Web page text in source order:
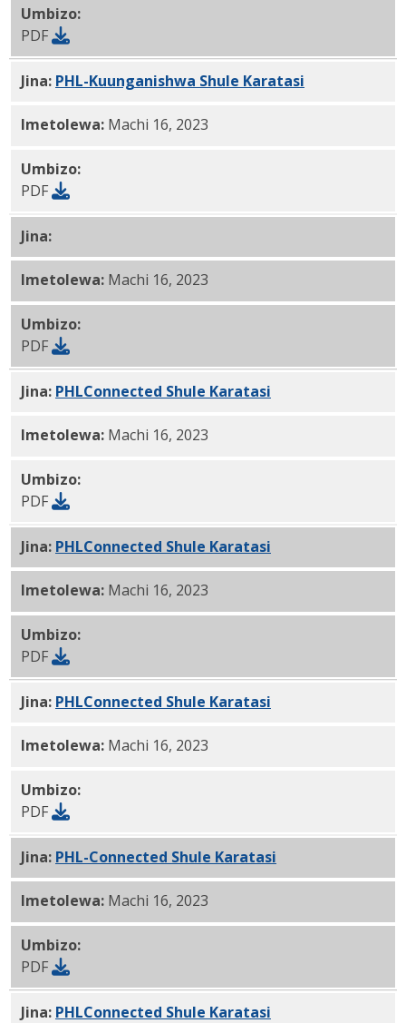
Umbizo:
PDF
Jina: PHL-Kuunganishwa Shule Karatasi
Imetolewa: Machi 16, 2023
Umbizo:
PDF
Jina:PHLConnected Shule Karatasi Kiingereza PDF
Imetolewa: Machi 16, 2023
Umbizo:
PDF
Jina: PHLConnected Shule Karatasi
Imetolewa: Machi 16, 2023
Umbizo:
PDF
Jina: PHLConnected Shule Karatasi
Imetolewa: Machi 16, 2023
Umbizo:
PDF
Jina: PHLConnected Shule Karatasi
Imetolewa: Machi 16, 2023
Umbizo:
PDF
Jina: PHL-Connected Shule Karatasi
Imetolewa: Machi 16, 2023
Umbizo:
PDF
Jina: PHLConnected Shule Karatasi